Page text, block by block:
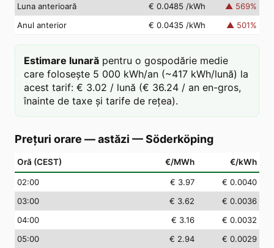
Luna anterioară
€ 0.0485 /kWh ▲ 569%
Anul anterior
€ 0.0435 /kWh ▲ 501%
Estimare lunară pentru o gospodărie medie
care folosește 5 000 kWh/an (~417 kWh/lună) la
acest tarif: € 3.02 / lună (€ 36.24 / an en-gros,
înainte de taxe și tarife de rețea).
Prețuri orare — astăzi —Söderköping
Oră (CEST) €/MWh €/kWh
02:00 € 3.97
€ 0.0040
03:00 € 3.62
€ 0.0036
04:00 € 3.16
€ 0.0032
05:00 € 2.94
€ 0.0029